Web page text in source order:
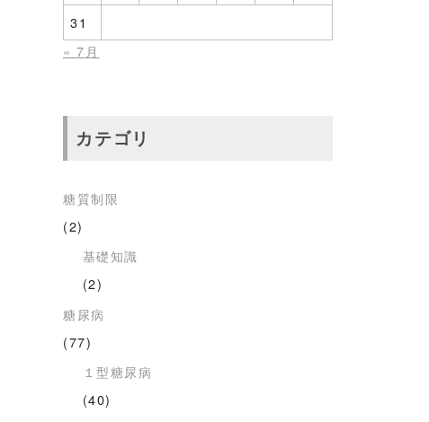
31
« 7月
カテゴリ
糖質制限
(2)
基礎知識
(2)
糖尿病
(77)
１型糖尿病
(40)